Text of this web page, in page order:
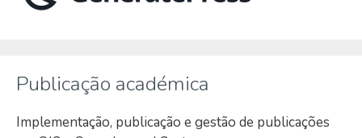
Publicação académica
Implementação, publicação e gestão de publicações